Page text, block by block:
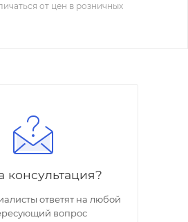
от цен в розничных
консультация?
ответят на любой
вопрос